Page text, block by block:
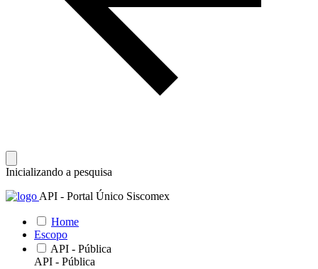
Inicializando a pesquisa
API - Portal Único Siscomex
Home
Escopo
API - Pública
API - Pública